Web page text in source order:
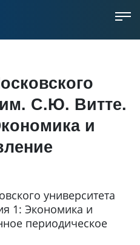
им. С.Ю. Витте.
и
университета
1: Экономика и
периодическое